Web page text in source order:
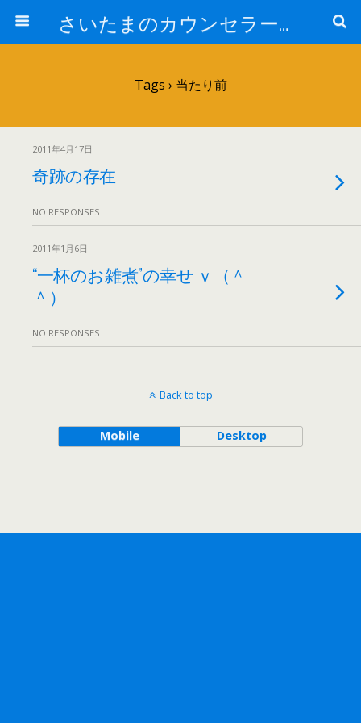
さいたまのカウンセラー日記
Tags › 当たり前
2011年4月17日
奇跡の存在
NO RESPONSES
2011年1月6日
“一杯のお雑煮”の幸せ ｖ（＾
＾）
NO RESPONSES
Back to top
Mobile Desktop